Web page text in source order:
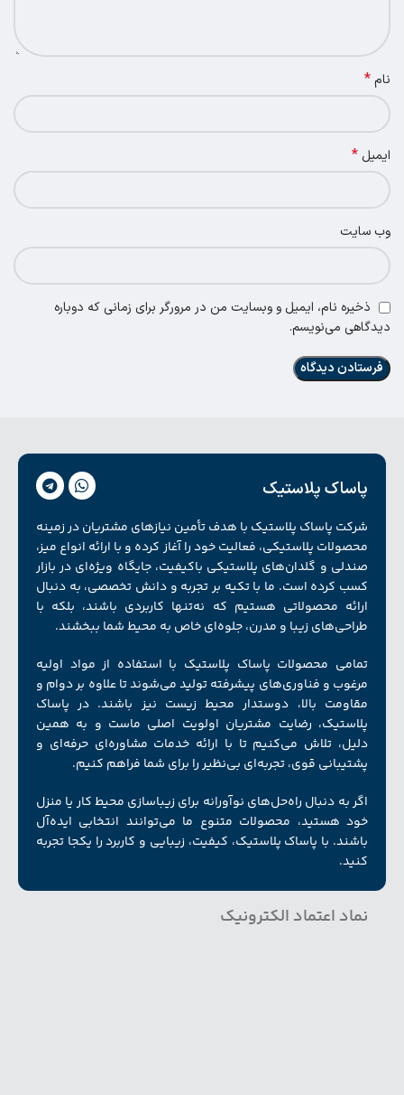
نام*
ایمیل *
وب‌ سایت
ذخیره نام، ایمیل و وبسایت من در مرورگر برای زمانی که دوباره
دیدگاهی می‌نویسم.
پاساک پلاستیک
شرکت پاساک پلاستیک با هدف تأمین نیازهای مشتریان در زمینه
محصولات پلاستیکی، فعالیت خود را آغاز کرده و با ارائه انواع میز،
صندلی و گلدان‌های پلاستیکی باکیفیت، جایگاه ویژه‌ای در بازار
کسب کرده است. ما با تکیه بر تجربه و دانش تخصصی، به دنبال
ارائه محصولاتی هستیم که نه‌تنها کاربردی باشند، بلکه با
طراحی‌های زیبا و مدرن، جلوه‌ای خاص به محیط شما ببخشند.
تمامی محصولات پاساک پلاستیک با استفاده از مواد اولیه
مرغوب و فناوری‌های پیشرفته تولید می‌شوند تا علاوه بر دوام و
مقاومت بالا، دوستدار محیط زیست نیز باشند. در پاساک
پلاستیک، رضایت مشتریان اولویت اصلی ماست و به همین
دلیل، تلاش می‌کنیم تا با ارائه خدمات مشاوره‌ای حرفه‌ای و
پشتیبانی قوی، تجربه‌ای بی‌نظیر را برای شما فراهم کنیم.
اگر به دنبال راه‌حل‌های نوآورانه برای زیبا‌سازی محیط کار یا منزل
خود هستید، محصولات متنوع ما می‌توانند انتخابی ایده‌آل
باشند. با پاساک پلاستیک، کیفیت، زیبایی و کاربرد را یکجا تجربه
کنید.
نماد اعتماد الکترونیک